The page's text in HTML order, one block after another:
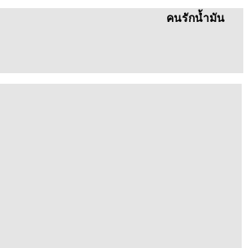
คนรักน้ำมัน